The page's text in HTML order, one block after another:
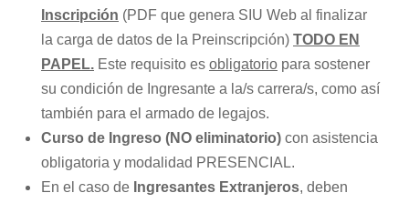
Inscripción (PDF que genera SIU Web al finalizar
la carga de datos de la Preinscripción) TODO EN
PAPEL. Este requisito es obligatorio para sostener
su condición de Ingresante a la/s carrera/s, como así
también para el armado de legajos.
Curso de Ingreso (NO eliminatorio) con asistencia
obligatoria y modalidad PRESENCIAL.
En el caso de Ingresantes Extranjeros, deben